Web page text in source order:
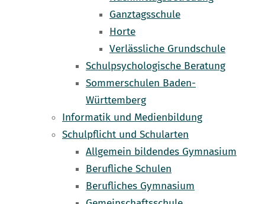
Ganztagsschule
Horte
Verlässliche Grundschule
Schulpsychologische Beratung
Sommerschulen Baden-
Württemberg
Informatik und Medienbildung
Schulpflicht und Schularten
Allgemein bildendes Gymnasium
Berufliche Schulen
Berufliches Gymnasium